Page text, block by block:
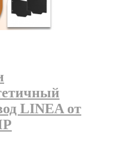
LINEA от